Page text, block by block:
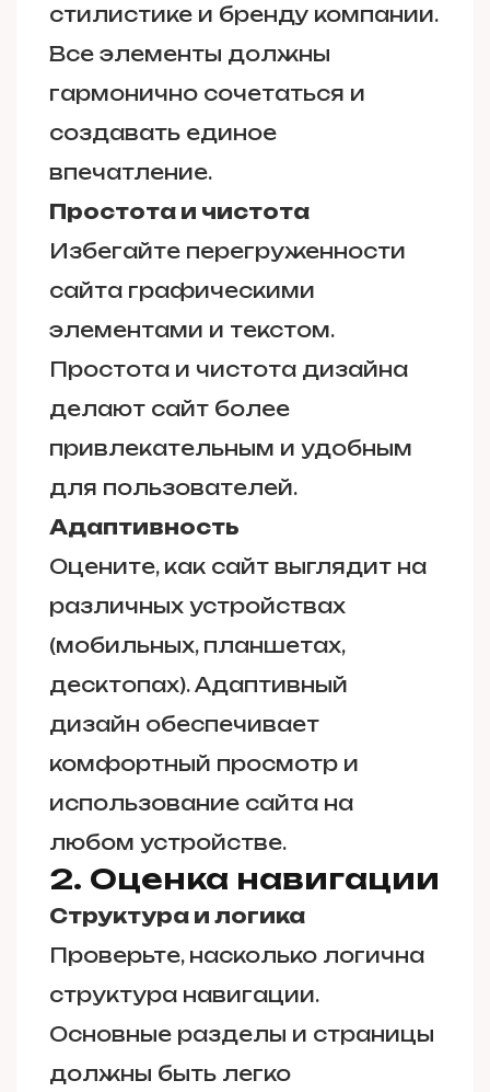
стилистике и бренду компании.
Все элементы должны
гармонично сочетаться и
создавать единое
впечатление.
Простота и чистота
Избегайте перегруженности
сайта графическими
элементами и текстом.
Простота и чистота дизайна
делают сайт более
привлекательным и удобным
для пользователей.
Адаптивность
Оцените, как сайт выглядит на
различных устройствах
(мобильных, планшетах,
десктопах). Адаптивный
дизайн обеспечивает
комфортный просмотр и
использование сайта на
любом устройстве.
2. Оценка навигации
Структура и логика
Проверьте, насколько логична
структура навигации.
Основные разделы и страницы
должны быть легко